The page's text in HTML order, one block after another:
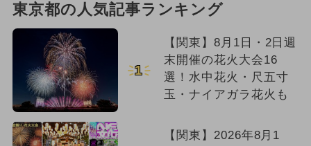
東京都の人気記事ランキング
1
【関東】8月1日・2日週
末開催の花火大会16
選！水中花火・尺五寸
玉・ナイアガラ花火も
【関東】2026年8月1